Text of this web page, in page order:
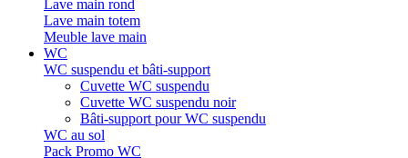
Lave main rond
Lave main totem
Meuble lave main
WC
WC suspendu et bâti-support
Cuvette WC suspendu
Cuvette WC suspendu noir
Bâti-support pour WC suspendu
WC au sol
Pack Promo WC